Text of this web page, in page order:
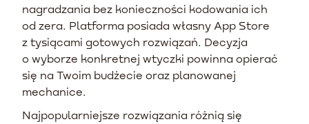
nagradzania bez konieczności kodowania ich
od zera. Platforma posiada własny App Store
z tysiącami gotowych rozwiązań. Decyzja
o wyborze konkretnej wtyczki powinna opierać
się na Twoim budżecie oraz planowanej
mechanice.
Najpopularniejsze rozwiązania różnią się